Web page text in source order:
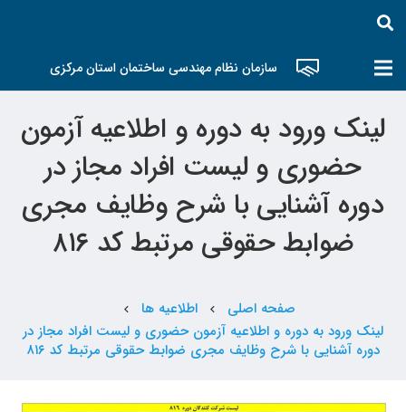
سازمان نظام مهندسی ساختمان استان مرکزی
لینک ورود به دوره و اطلاعیه آزمون
حضوری و لیست افراد مجاز در
دوره آشنایی با شرح وظایف مجری
ضوابط حقوقی مرتبط کد ۸۱۶
صفحه اصلی chevron_left اطلاعیه ها chevron_left
لینک ورود به دوره و اطلاعیه آزمون حضوری و لیست افراد مجاز در
دوره آشنایی با شرح وظایف مجری ضوابط حقوقی مرتبط کد ۸۱۶